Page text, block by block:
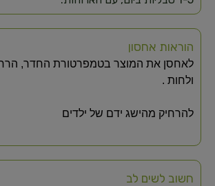
הוראות אחסון
לאחסן את המוצר בטמפרטורת החדר,
ולחות .
להרחיק מהישג ידם של ילדים
חשוב לשים לב